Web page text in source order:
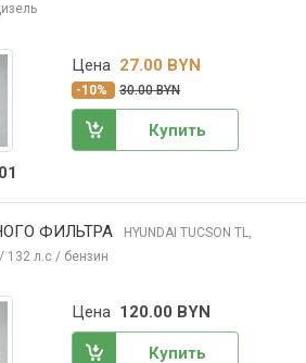
Цена 27.00 BYN
-10% 30.00 BYN
Купить
ФИЛЬТРА HYUNDAI TUCSON TL,
132 л.с / бензин
Цена 120.00 BYN
Купить